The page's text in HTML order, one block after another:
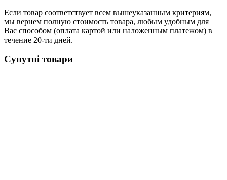
Если товар соответствует всем вышеуказанным критериям,
мы вернем полную стоимость товара, любым удобным для
Вас способом (оплата картой или наложенным платежом) в
течение 20-ти дней.
Супутні товари